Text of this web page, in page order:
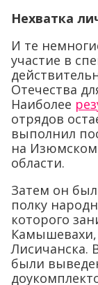
Нехватка
И те
участие в
Отечества
Наиболее
отрядов
выполнил
на
области.
Затем он
полку
которого
Камышевахи,
Лисичанска.
были